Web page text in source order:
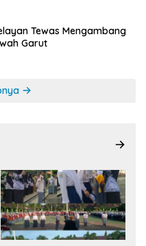
Tewas Mengambang
Garut